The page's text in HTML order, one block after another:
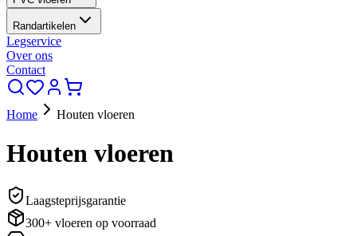
Randartikelen
Legservice
Over ons
Contact
Home Houten vloeren
Houten vloeren
Laagsteprijsgarantie
300+ vloeren op voorraad